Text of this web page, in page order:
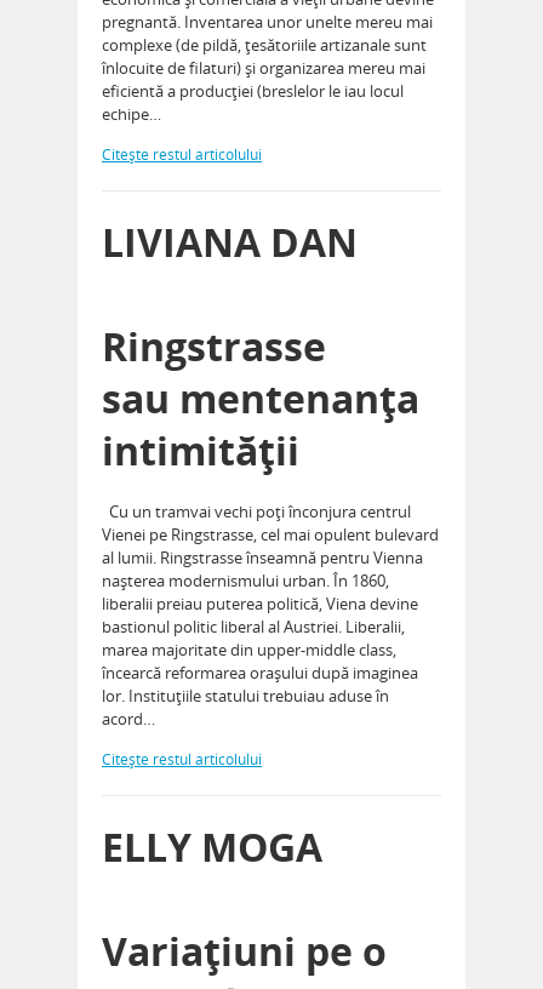
pregnantă. Inventarea unor unelte mereu mai
complexe (de pildă, ţesătoriile artizanale sunt
înlocuite de filaturi) şi organizarea mereu mai
eficientă a producţiei (breslelor le iau locul
echipe…
Citeşte restul articolului
LIVIANA DAN
Ringstrasse
sau mentenanţa
intimităţii
Cu un tramvai vechi poţi înconjura centrul
Vienei pe Ringstrasse, cel mai opulent bulevard
al lumii. Ringstrasse înseamnă pentru Vienna
naşterea modernismului urban. În 1860,
liberalii preiau puterea politică, Viena devine
bastionul politic liberal al Austriei. Liberalii,
marea majoritate din upper-middle class,
încearcă reformarea oraşului după imaginea
lor. Instituţiile statului trebuiau aduse în
acord…
Citeşte restul articolului
ELLY MOGA
Variaţiuni pe o